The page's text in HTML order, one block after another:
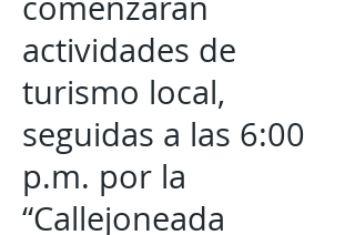
actividades de
turismo local,
seguidas a las 6:00
p.m. por la
“Callejoneada